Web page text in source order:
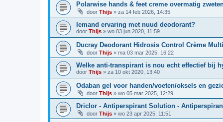
Polarwise hands & feet creme overmatig
door Thijs » za 14 feb 2026, 14:35
Iemand ervaring met nuud deodorant?
door Thijs » wo 03 jun 2020, 11:59
Ducray Deodorant Hidrosis Control Crème
door Thijs » ma 03 mar 2025, 16:22
Welke anti-transpirant is nou echt effectief bij
door Thijs » za 10 okt 2020, 13:40
Odaban gel voor handen/voeten/oksels en
door Thijs » wo 05 mar 2025, 12:29
Driclor - Antiperspirant Solution -
door Thijs » wo 23 apr 2025, 11:51